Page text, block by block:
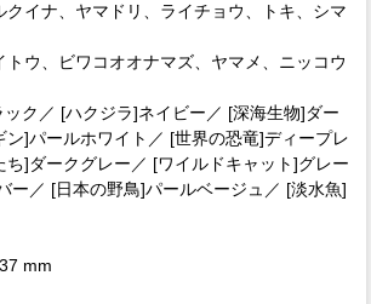
クイナ、ヤマドリ、ライチョウ、トキ、シマ
トウ、ビワコオオナマズ、ヤマメ、ニッコウ
ク／ [ハクジラ]ネイビー／ [深海生物]ダー
ン]パールホワイト／ [世界の恐竜]ディープレ
ち]ダークグレー／ [ワイルドキャット]グレー
ー／ [日本の野鳥]パールベージュ／ [淡水魚]
mm